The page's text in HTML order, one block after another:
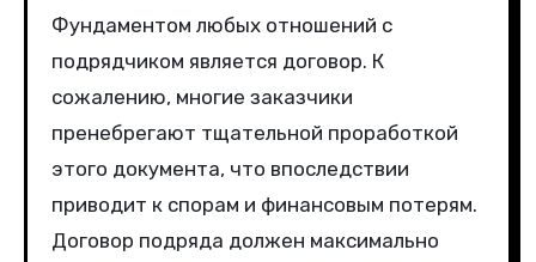
Фундаментом любых отношений с
подрядчиком является договор. К
сожалению, многие заказчики
пренебрегают тщательной проработкой
этого документа, что впоследствии
приводит к спорам и финансовым потерям.
Договор подряда должен максимально